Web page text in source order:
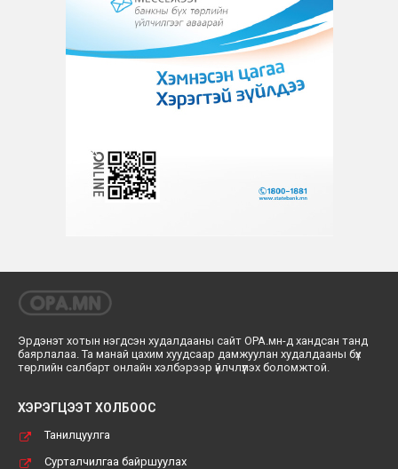
Эрдэнэт хотын нэгдсэн худалдааны сайт ОРА.мн-д хандсан танд
баярлалаа. Та манай цахим хуудсаар дамжуулан худалдааны бүх
төрлийн салбарт онлайн хэлбэрээр үйлчлүүлэх боломжтой.
ХЭРЭГЦЭЭТ ХОЛБООС
Танилцуулга
Сурталчилгаа байршуулах